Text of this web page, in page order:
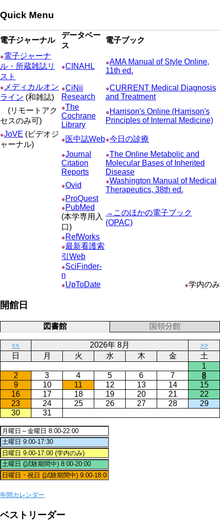
Quick Menu
電子ジャーナル
データベー
ス
電子ブック
●電子ジャーナ
ル・所蔵雑誌リ
スト
●CINAHL ●AMA Manual of Style Online,
11th ed.
● メディカルオン
ライン (和雑誌)
●CiNii
Research
●CURRENT Medical Diagnosis
and Treatment
(リモートアク
セスのみ可)
●The
Cochrane
Library
● Harrison's Online (Harrison's
Principles of Internal Medicine)
●JoVE (ビデオジ
ャーナル)
● 医中誌Web●今日の診療
●Journal
Citation
Reports
●The Online Metabolic and
Molecular Bases of Inherited
Disease
●Ovid ●Washington Manual of Medical
Therapeutics, 38th ed.
● ProQuest
● PubMed
(本学専用入
口)
→このほかの電子ブック
(OPAC)
● RefWorks
●最新看護索
引Web
●SciFinder-
n
●UpToDate ●学内のみ
開館日
図書館 国領分館
<< 2026年 8月 >>
日 月 火 水 木 金
土
1
2
3 4 5 6 7
8
9
10 11 12 13 14
15
16
17 18 19 20 21
22
23
24 25 26 27 28
29
30
31
年間カレンダー
ベストリーダー